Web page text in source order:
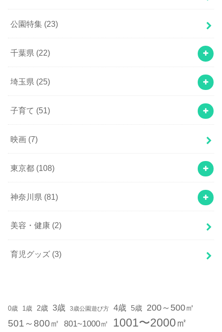
公園特集 (23)
千葉県 (22)
埼玉県 (25)
子育て (51)
映画 (7)
東京都 (108)
神奈川県 (81)
美容・健康 (2)
育児グッズ (3)
0歳 1歳 2歳 3歳 3歳公園遊び方 4歳 5歳 200～500㎡
501～800㎡ 801~1000㎡
1001〜2000㎡